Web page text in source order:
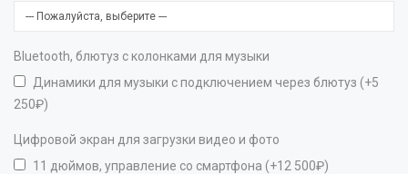
Bluetooth, блютуз с колонками для музыки
Динамики для музыки с подключением через блютуз (+5
250₽)
Цифровой экран для загрузки видео и фото
11 дюймов, управление со смартфона (+12 500₽)